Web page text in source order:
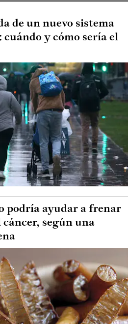
de un nuevo sistema
y cómo sería el
podría ayudar a frenar
según una